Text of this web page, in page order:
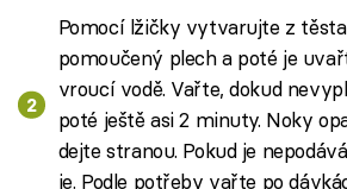
Pomocí lžičky vytvarujte z
pomoučený plech a poté je
vroucí vodě. Vařte, dokud
poté ještě asi 2 minuty. Noky
dejte stranou. Pokud je
je. Podle potřeby vařte po